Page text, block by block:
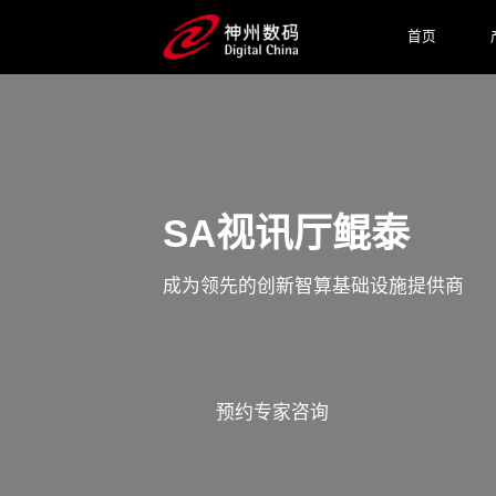
首页
SA视讯厅鲲泰
成为领先的创新智算基础设施提供商
预约专家咨询